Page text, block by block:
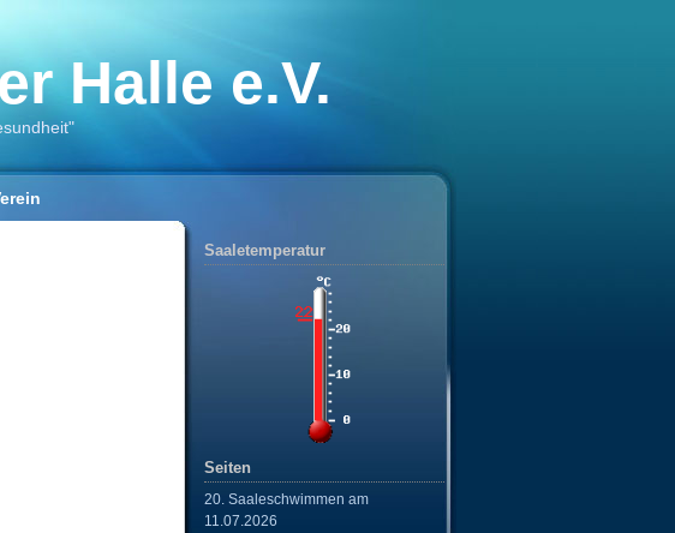
Halle e.V.
Saaletemperatur
Seiten
20. Saaleschwimmen am
11.07.2026